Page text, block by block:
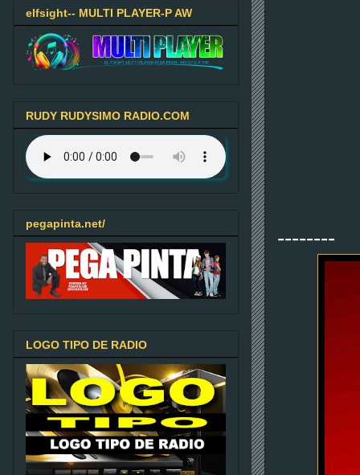
--------
elfsight-- MULTI PLAYER-P AW
RUDY RUDYSIMO RADIO.COM
pegapinta.net/
LOGO TIPO DE RADIO